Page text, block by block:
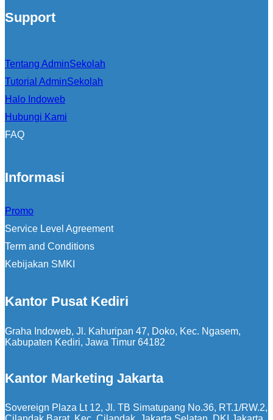
Support
Tentang AdminSekolah
Tutorial AdminSekolah
Halo Indoweb
Hubungi Kami
FAQ
Informasi
Promo
Service Level Agreement
Term and Conditions
Kebijakan SMKI
Kantor Pusat Kediri
Graha Indoweb, Jl. Kahuripan 47, Doko, Kec. Ngasem,
Kabupaten Kediri, Jawa Timur 64182
Kantor Marketing Jakarta
Sovereign Plaza Lt 12, Jl. TB Simatupang No.36, RT.1/RW.2,